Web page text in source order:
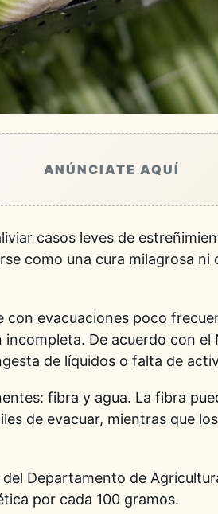
ANÚNCIATE AQUÍ
casos leves de
como una cura milagrosa
con evacuaciones poco
De acuerdo con el
de líquidos o falta de
fibra y agua. La fibra
de evacuar, mientras que
Departamento de
por cada 100 gramos.